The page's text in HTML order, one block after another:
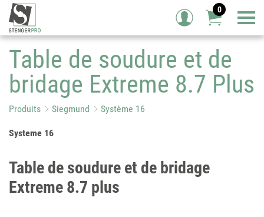
0
Table de soudure et de
bridage Extreme 8.7 Plus
Produits Siegmund Système 16
Systeme 16
Table de soudure et de bridage
Extreme 8.7 plus